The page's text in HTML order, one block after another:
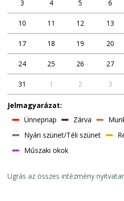
3 4 5 6
10 11 12 13
17 18 19 20
24 25 26 27
31 1 2 3
Jelmagyarázat:
Ünnepnap
Zárva
Nyári szünet/Téli szünet
Műszaki okok
Ugrás az összes intézmény